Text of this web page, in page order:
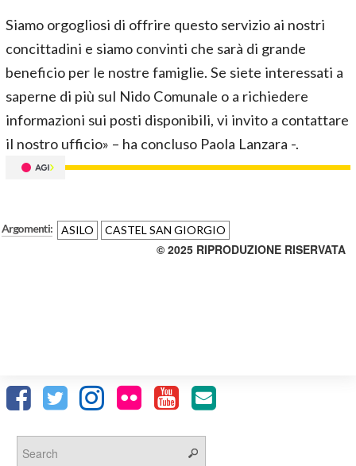
Siamo orgogliosi di offrire questo servizio ai nostri
concittadini e siamo convinti che sarà di grande
beneficio per le nostre famiglie. Se siete interessati a
saperne di più sul Nido Comunale o a richiedere
informazioni sui posti disponibili, vi invito a contattare
il nostro ufficio» – ha concluso Paola Lanzara -.
Argomenti: ASILO CASTEL SAN GIORGIO
© 2025 RIPRODUZIONE RISERVATA